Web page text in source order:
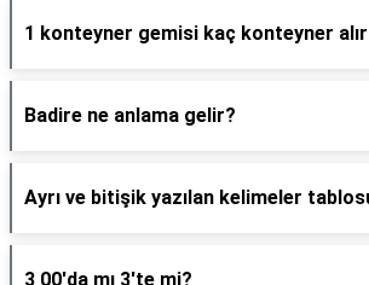
1 konteyner gemisi kaç konteyner
Badire ne anlama gelir?
Ayrı ve bitişik yazılan kelimeler
3 00'da mı 3'te mi?